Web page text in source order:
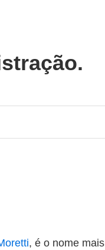
, é o nome mais